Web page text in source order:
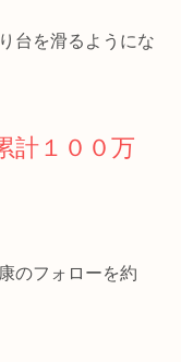
台を滑るようにな
計１００万
のフォローを約